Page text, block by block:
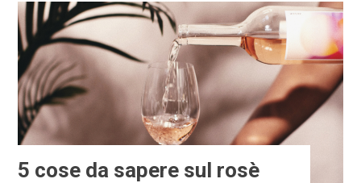
5 cose da sapere sul rosè